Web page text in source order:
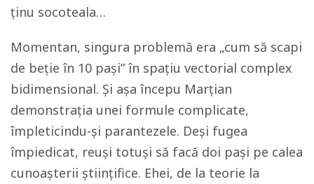
ținu socoteala…
Momentan, singura problemă era „cum să scapi
de beție în 10 pași” în spațiu vectorial complex
bidimensional. Și așa începu Marțian
demonstrația unei formule complicate,
împleticindu-și parantezele. Deși fugea
împiedicat, reuși totuși să facă doi pași pe calea
cunoașterii științifice. Ehei, de la teorie la